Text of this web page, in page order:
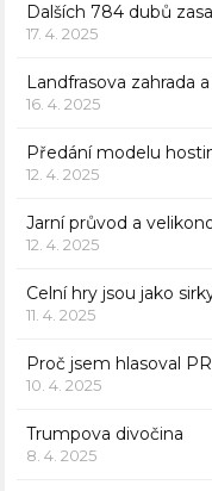
Dalších 784 dubů
17. 4. 2025
Landfrasova zahrada
16. 4. 2025
Předání modelu
12. 4. 2025
Jarní průvod a
12. 4. 2025
Celní hry jsou jako
11. 4. 2025
Proč jsem hlasoval
10. 4. 2025
Trumpova divočina
8. 4. 2025